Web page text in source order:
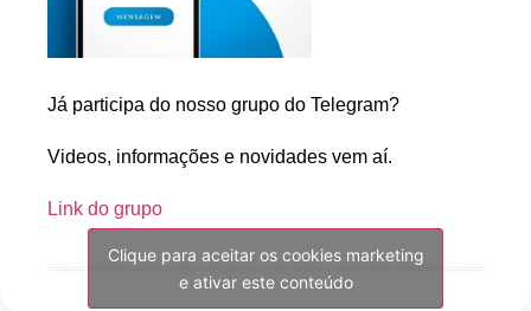
Já participa do nosso grupo do Telegram?
Videos, informações e novidades vem aí.
Link do grupo
Clique para aceitar os cookies marketing
e ativar este conteúdo